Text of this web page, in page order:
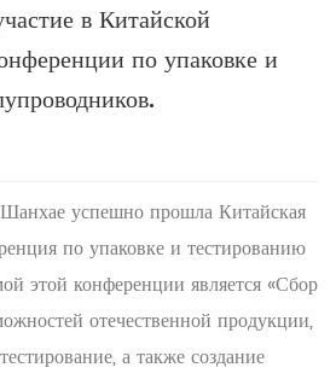
в Китайской
по упаковке и
успешно прошла Китайская
по упаковке и тестированию
этой конференции является «Сбор
отечественной продукции,
а также создание